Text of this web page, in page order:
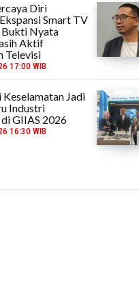
Diri
Smart TV
Bukti Nyata
Aktif
Televisi
17:00 WIB
Jadi
Industri
GIIAS 2026
16:30 WIB